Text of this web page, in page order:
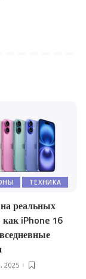
ТЕХНИКА
реальных
iPhone 16
2025